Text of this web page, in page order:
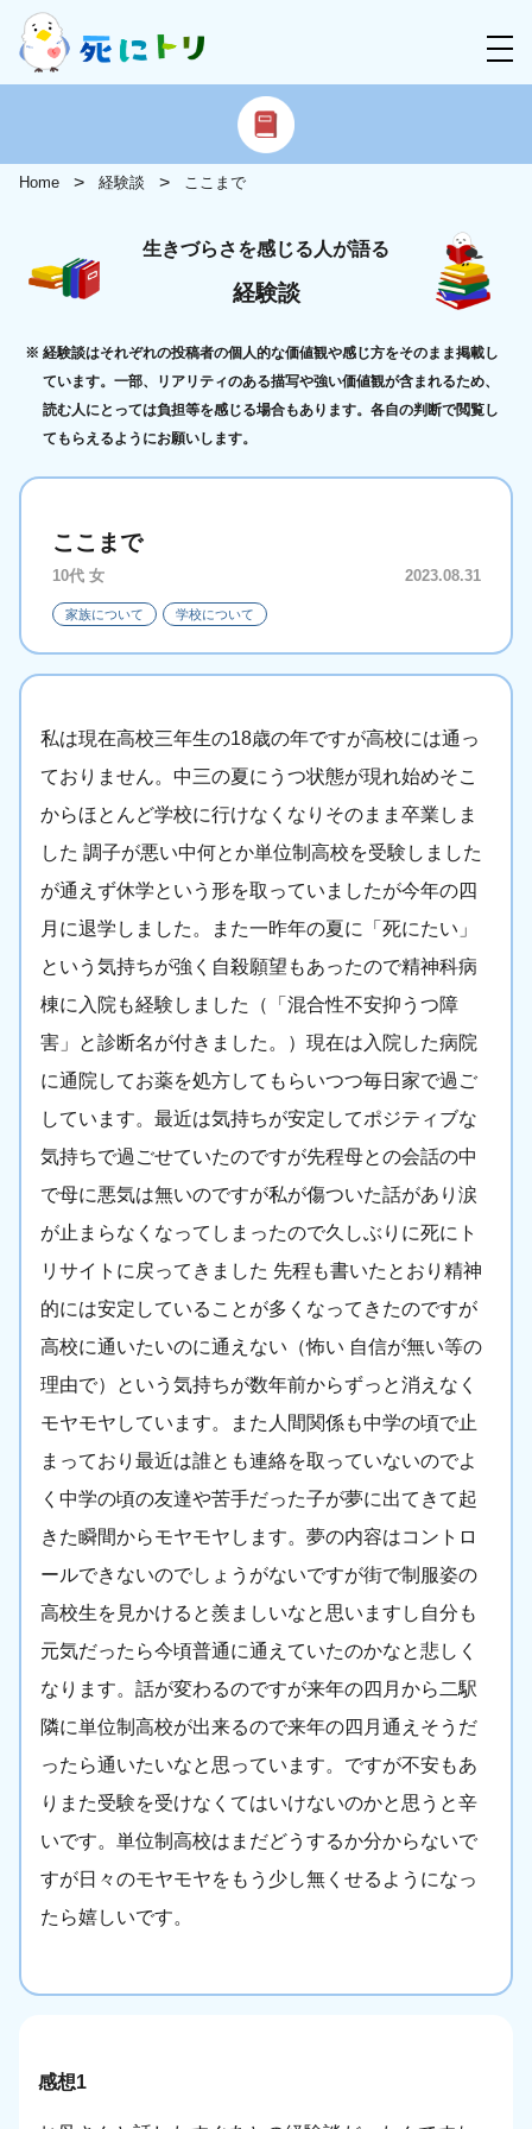
Home 経験談 ここまで
生きづらさを感じる人が語る
経験談
経験談はそれぞれの投稿者の個人的な価値観や感じ方をそのまま掲載し
ています。一部、リアリティのある描写や強い価値観が含まれるため、
読む人にとっては負担等を感じる場合もあります。各自の判断で閲覧し
てもらえるようにお願いします。
ここまで
10代 女 2023.08.31
家族について 学校について
私は現在高校三年生の18歳の年ですが高校には通っ
ておりません。中三の夏にうつ状態が現れ始めそこ
からほとんど学校に行けなくなりそのまま卒業しま
した 調子が悪い中何とか単位制高校を受験しました
が通えず休学という形を取っていましたが今年の四
月に退学しました。また一昨年の夏に「死にたい」
という気持ちが強く自殺願望もあったので精神科病
棟に入院も経験しました（「混合性不安抑うつ障
害」と診断名が付きました。）現在は入院した病院
に通院してお薬を処方してもらいつつ毎日家で過ご
しています。最近は気持ちが安定してポジティブな
気持ちで過ごせていたのですが先程母との会話の中
で母に悪気は無いのですが私が傷ついた話があり涙
が止まらなくなってしまったので久しぶりに死にト
リサイトに戻ってきました 先程も書いたとおり精神
的には安定していることが多くなってきたのですが
高校に通いたいのに通えない（怖い 自信が無い等の
理由で）という気持ちが数年前からずっと消えなく
モヤモヤしています。また人間関係も中学の頃で止
まっており最近は誰とも連絡を取っていないのでよ
く中学の頃の友達や苦手だった子が夢に出てきて起
きた瞬間からモヤモヤします。夢の内容はコントロ
ールできないのでしょうがないですが街で制服姿の
高校生を見かけると羨ましいなと思いますし自分も
元気だったら今頃普通に通えていたのかなと悲しく
なります。話が変わるのですが来年の四月から二駅
隣に単位制高校が出来るので来年の四月通えそうだ
ったら通いたいなと思っています。ですが不安もあ
りまた受験を受けなくてはいけないのかと思うと辛
いです。単位制高校はまだどうするか分からないで
すが日々のモヤモヤをもう少し無くせるようになっ
たら嬉しいです。
感想1